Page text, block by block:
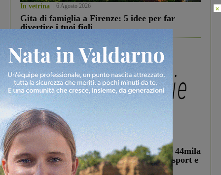
In vetrina 6 Agosto 2026
Gita di famiglia a Firenze: 5 idee per far
divertire i tuoi figli
In vetrina 3 Agosto 2026
Estra Notizie agosto: Smart Cities, oltre 44mila
studenti coinvolti, torna il bando per lo sport e
debutta il podcast Estrair
×